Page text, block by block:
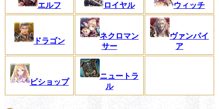
エルフ ロイヤル ウィッチ
ドラゴン
ネクロマン
サー
ヴァンパイ
ア
ビショップ
ニュートラ
ル